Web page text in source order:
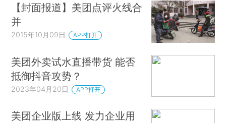
【封面报道】美团点评火线合
并
2015年10月09日 APP打开
美团外卖试水直播带货 能否
抵御抖音攻势？
2023年04月20日 APP打开
美团企业版上线 发力企业用